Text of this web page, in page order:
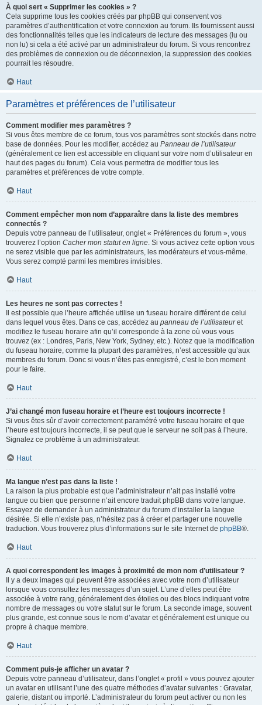
À quoi sert « Supprimer les cookies » ?
Cela supprime tous les cookies créés par phpBB qui conservent vos
paramètres d’authentification et votre connexion au forum. Ils fournissent aussi
des fonctionnalités telles que les indicateurs de lecture des messages (lu ou
non lu) si cela a été activé par un administrateur du forum. Si vous rencontrez
des problèmes de connexion ou de déconnexion, la suppression des cookies
pourrait les résoudre.
Haut
Paramètres et préférences de l’utilisateur
Comment modifier mes paramètres ?
Si vous êtes membre de ce forum, tous vos paramètres sont stockés dans notre
base de données. Pour les modifier, accédez au Panneau de l’utilisateur
(généralement ce lien est accessible en cliquant sur votre nom d’utilisateur en
haut des pages du forum). Cela vous permettra de modifier tous les
paramètres et préférences de votre compte.
Haut
Comment empêcher mon nom d’apparaître dans la liste des membres
connectés ?
Depuis votre panneau de l’utilisateur, onglet « Préférences du forum », vous
trouverez l’option Cacher mon statut en ligne. Si vous activez cette option vous
ne serez visible que par les administrateurs, les modérateurs et vous-même.
Vous serez compté parmi les membres invisibles.
Haut
Les heures ne sont pas correctes !
Il est possible que l’heure affichée utilise un fuseau horaire différent de celui
dans lequel vous êtes. Dans ce cas, accédez au panneau de l’utilisateuret
modifiez le fuseau horaire afin qu’il corresponde à la zone où vous vous
trouvez (ex : Londres, Paris, New York, Sydney, etc.). Notez que la modification
du fuseau horaire, comme la plupart des paramètres, n’est accessible qu’aux
membres du forum. Donc si vous n’êtes pas enregistré, c’est le bon moment
pour le faire.
Haut
J’ai changé mon fuseau horaire et l’heure est toujours incorrecte !
Si vous êtes sûr d’avoir correctement paramétré votre fuseau horaire et que
l’heure est toujours incorrecte, il se peut que le serveur ne soit pas à l’heure.
Signalez ce problème à un administrateur.
Haut
Ma langue n’est pas dans la liste !
La raison la plus probable est que l’administrateur n’ait pas installé votre
langue ou bien que personne n’ait encore traduit phpBB dans votre langue.
Essayez de demander à un administrateur du forum d’installer la langue
désirée. Si elle n’existe pas, n’hésitez pas à créer et partager une nouvelle
traduction. Vous trouverez plus d’informations sur le site Internet de phpBB®.
Haut
A quoi correspondent les images à proximité de mon nom d’utilisateur ?
Il y a deux images qui peuvent être associées avec votre nom d’utilisateur
lorsque vous consultez les messages d’un sujet. L’une d’elles peut être
associée à votre rang, généralement des étoiles ou des blocs indiquant votre
nombre de messages ou votre statut sur le forum. La seconde image, souvent
plus grande, est connue sous le nom d’avatar et généralement est unique ou
propre à chaque membre.
Haut
Comment puis-je afficher un avatar ?
Depuis votre panneau d’utilisateur, dans l’onglet « profil » vous pouvez ajouter
un avatar en utilisant l’une des quatre méthodes d’avatar suivantes : Gravatar,
galerie, distant ou importé. L’administrateur du forum peut activer ou non les